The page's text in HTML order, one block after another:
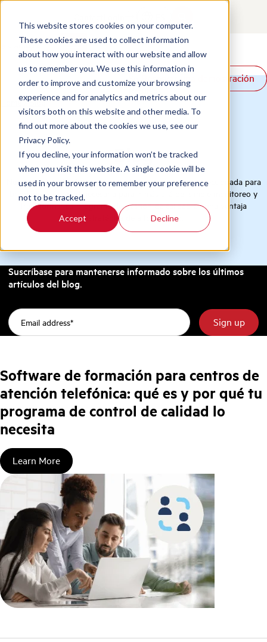
This website stores cookies on your computer.
These cookies are used to collect information
about how you interact with our website and allow
us to remember you. We use this information in
order to improve and customize your browsing
experience and for analytics and metrics about our
visitors both on this website and other media. To
find out more about the cookies we use, see our
Privacy Policy.
If you decline, your information won’t be tracked
when you visit this website. A single cookie will be
used in your browser to remember your preference
not to be tracked.
Accept Decline
Productos
Soluciones
Recursos
Reservar una demostración
Reservar una demostración
Home / Blog
Blog
Nuestra colección de recursos está meticulosamente seleccionada para
brindarle la claridad necesaria para ir más allá del simple monitoreo y
transformar su programa de gestión de calidad en una ventaja
estratégica de alto impacto.
Suscríbase para mantenerse informado sobre los últimos
artículos del blog.
Software de formación para centros de
atención telefónica: qué es y por qué tu
programa de control de calidad lo
necesita
Learn More